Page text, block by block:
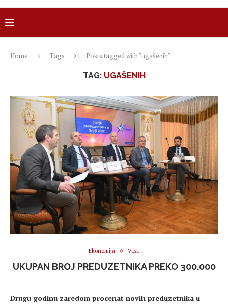
Home Tags Posts tagged with "ugašenih"
TAG: UGAŠENIH
Ekonomija Vesti
UKUPAN BROJ PREDUZETNIKA PREKO 300.000
Drugu godinu zaredom procenat novih preduzetnika u